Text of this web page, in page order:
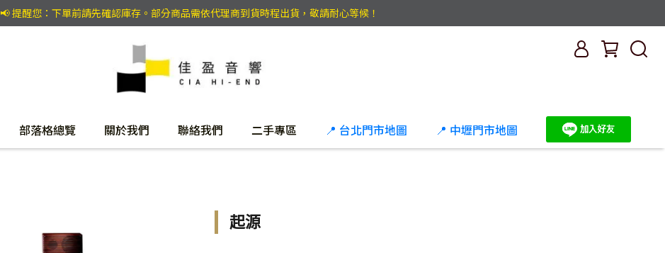
📢 提醒您：下單前請先確認庫存。部分商品需依代理商到貨時程出貨，敬請耐心等候！
部落格總覽 關於我們 聯絡我們 二手專區 📍 台北門市地圖 📍 中壢門市地圖
起源